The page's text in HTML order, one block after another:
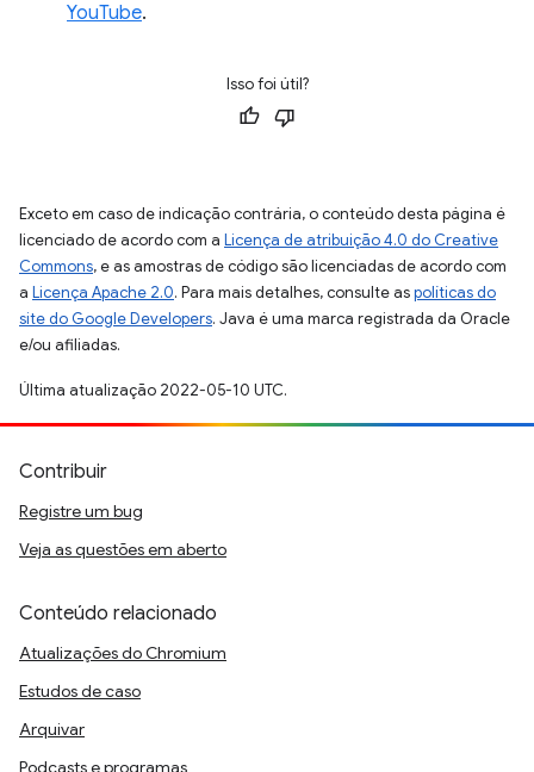
YouTube.
Isso foi útil?
Exceto em caso de indicação contrária, o conteúdo desta página é
licenciado de acordo com a Licença de atribuição 4.0 do Creative
Commons, e as amostras de código são licenciadas de acordo com
a Licença Apache 2.0. Para mais detalhes, consulte aspolíticas do
site do Google Developers. Java é uma marca registrada da Oracle
e/ou afiliadas.
Última atualização 2022-05-10 UTC.
Contribuir
Registre um bug
Veja as questões em aberto
Conteúdo relacionado
Atualizações do Chromium
Estudos de caso
Arquivar
Podcasts e programas